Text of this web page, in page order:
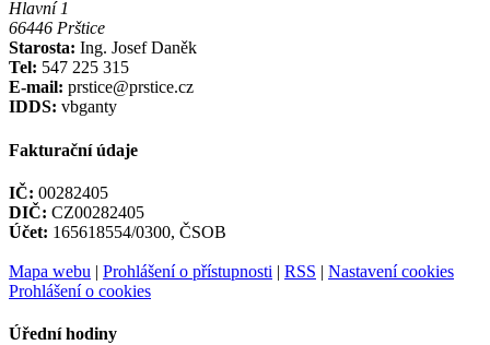
Hlavní 1
66446 Prštice
Starosta: Ing. Josef Daněk
Tel: 547 225 315
E-mail: prstice@prstice.cz
IDDS: vbganty
Fakturační údaje
IČ: 00282405
DIČ: CZ00282405
Účet: 165618554/0300, ČSOB
Mapa webu | Prohlášení o přístupnosti | RSS | Nastavení cookies
Prohlášení o cookies
Úřední hodiny